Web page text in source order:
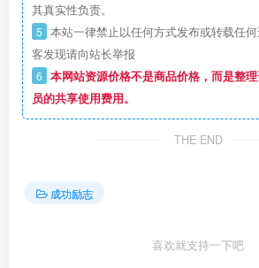
其真实性负责。
5 本站一律禁止以任何方式发布或转载任
客发现请向站长举报
6 本网站资源价格不是商品价格，而是整
员的共享使用费用。
THE END
成功励志
喜欢就支持一下吧